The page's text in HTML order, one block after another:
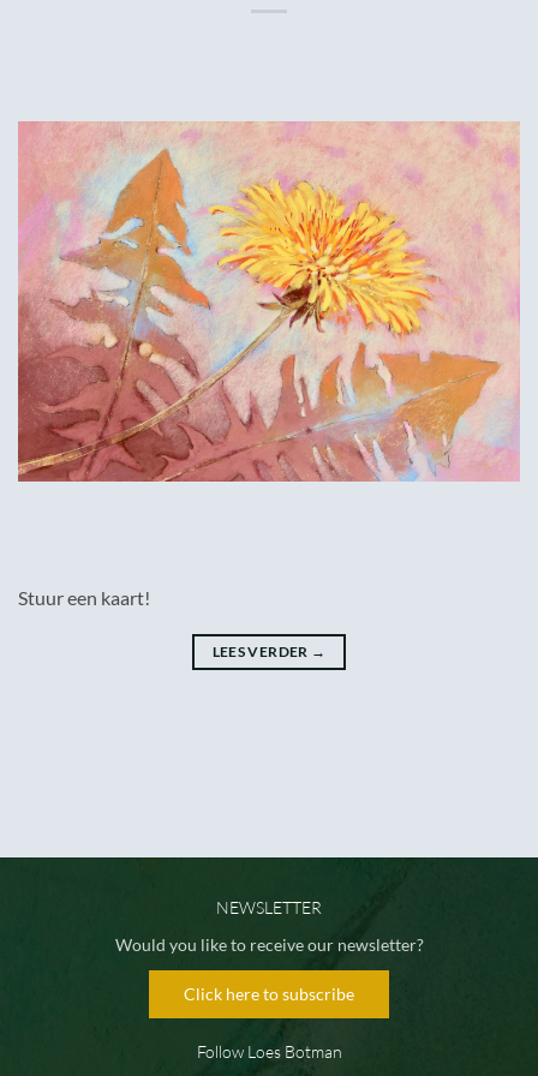
Stuur een kaart!
LEES VERDER →
NEWSLETTER
Would you like to receive our newsletter?
Click here to subscribe
Follow Loes Botman